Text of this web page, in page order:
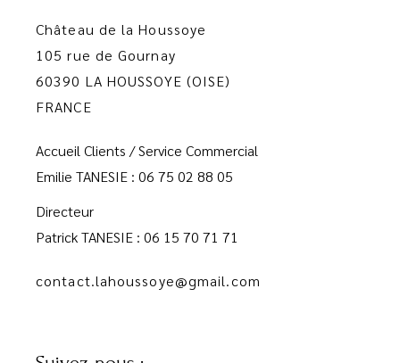
Château de la Houssoye
105 rue de Gournay
60390 LA HOUSSOYE (OISE)
FRANCE
Accueil Clients / Service Commercial
Emilie TANESIE : 06 75 02 88 05
Directeur
Patrick TANESIE : 06 15 70 71 71
contact.lahoussoye@gmail.com